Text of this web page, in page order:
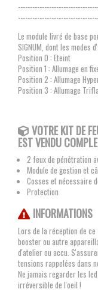
Le module livré de base
SIGNUM, dont les modes
Position 0 : Eteint
Position 1 : Allumage en
Position 2 : Allumage
Position 3 : Allumage
VOTRE KIT DE
EST VENDU
2 feux de pénétration
Module de gestion et
Cosses et nécessaire
Protection
INFORMATIONS
Lors de la réception de
booster ou autre
d'atelier ou accu.
tensions rappelées dans
Ne jamais regarder les
irréversible de l'oeil !